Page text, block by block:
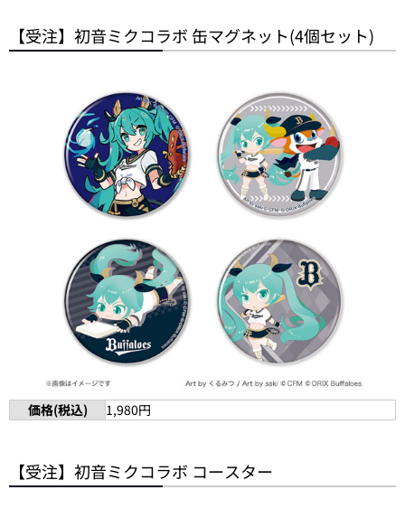
【受注】初音ミクコラボ 缶マグネット(4個セット)
価格(税込) 1,980円
【受注】初音ミクコラボ コースター